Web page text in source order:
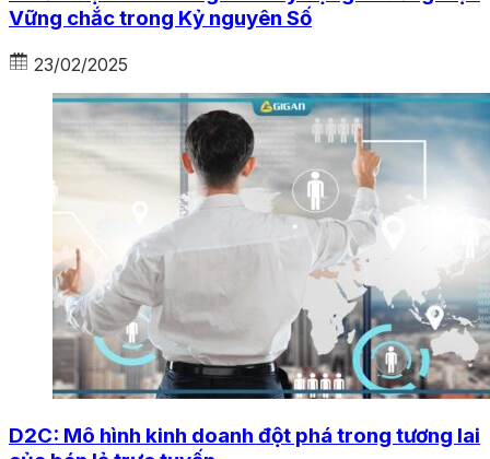
Vững chắc trong Kỷ nguyên Số
23/02/2025
D2C: Mô hình kinh doanh đột phá trong tương lai